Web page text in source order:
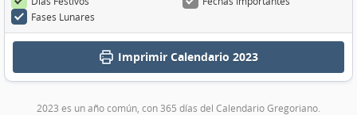
Fases Lunares
ImprimirCalendario 2023
2023 es un año común, con 365 días del Calendario Gregoriano.